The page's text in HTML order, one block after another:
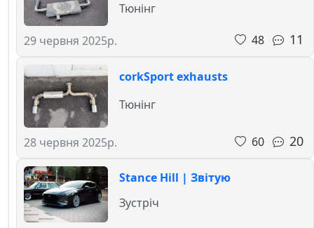
29 червня 2025р.
Тюнінг
48 11
corkSport exhausts
28 червня 2025р.
Тюнінг
60 20
Stance Hill | Звітую
Зустріч